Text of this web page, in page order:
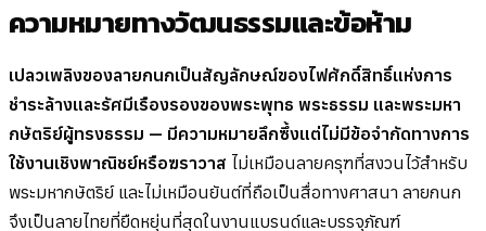
ความหมายทางวัฒนธรรมและข้อห้าม
เปลวเพลิงของลายกนกเป็นสัญลักษณ์ของไฟศักดิ์สิทธิ์แห่งการ
ชำระล้างและรัศมีเรืองรองของพระพุทธ พระธรรม และพระมหา
กษัตริย์ผู้ทรงธรรม — มีความหมายลึกซึ้งแต่ไม่มีข้อจำกัดทางการ
ใช้งานเชิงพาณิชย์หรือฆราวาส ไม่เหมือนลายครุฑที่สงวนไว้สำหรับ
พระมหากษัตริย์ และไม่เหมือนยันต์ที่ถือเป็นสื่อทางศาสนา ลายกนก
จึงเป็นลายไทยที่ยืดหยุ่นที่สุดในงานแบรนด์และบรรจุภัณฑ์